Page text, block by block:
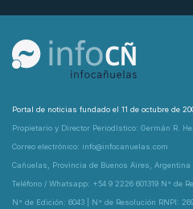
Portal de noticias fundado el 11 de octubre de
Propietario y Director Periodístico: Germán R.
Correo electrónico: info@infocanuelas.com
Cañuelas, Provincia de Buenos Aires, Argentina
Teléfono / Whatsapp: +54 9 2226 601319 N° de
N° de Edición: 6043 | N° de Resolución RNPI: